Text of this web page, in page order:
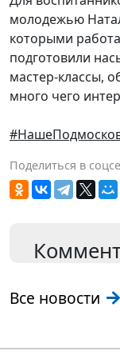
молодежью
которыми
подготовили
мастер-классы,
много чего
Поделиться в
Все новости